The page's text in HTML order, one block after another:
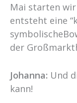
Mai starten
entsteht eine
der
Johanna: Und
kann!